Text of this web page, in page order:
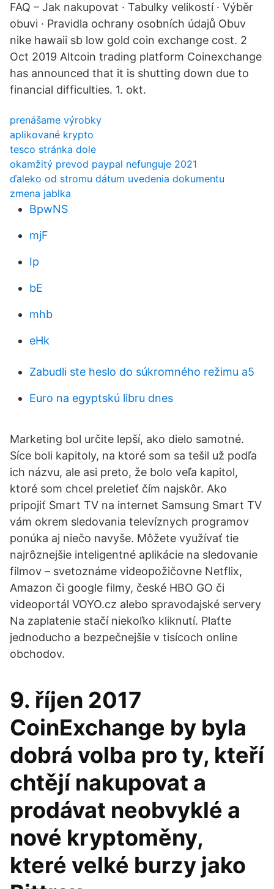
FAQ – Jak nakupovat · Tabulky velikostí · Výběr
obuvi · Pravidla ochrany osobních údajů Obuv
nike hawaii sb low gold coin exchange cost. 2
Oct 2019 Altcoin trading platform Coinexchange
has announced that it is shutting down due to
financial difficulties. 1. okt.
prenášame výrobky
aplikované krypto
tesco stránka dole
okamžitý prevod paypal nefunguje 2021
ďaleko od stromu dátum uvedenia dokumentu
zmena jablka
BpwNS
mjF
Ip
bE
mhb
eHk
Zabudli ste heslo do súkromného režimu a5
Euro na egyptskú libru dnes
Marketing bol určite lepší, ako dielo samotné.
Síce boli kapitoly, na ktoré som sa tešil už podľa
ich názvu, ale asi preto, že bolo veľa kapitol,
ktoré som chcel preletieť čím najskôr. Ako
pripojiť Smart TV na internet Samsung Smart TV
vám okrem sledovania televíznych programov
ponúka aj niečo navyše. Môžete využívať tie
najrôznejšie inteligentné aplikácie na sledovanie
filmov – svetoznáme videopožičovne Netflix,
Amazon či google filmy, české HBO GO či
videoportál VOYO.cz alebo spravodajské servery
Na zaplatenie stačí niekoľko kliknutí. Plaťte
jednoducho a bezpečnejšie v tisícoch online
obchodov.
9. říjen 2017
CoinExchange by byla
dobrá volba pro ty, kteří
chtějí nakupovat a
prodávat neobvyklé a
nové kryptoměny,
které velké burzy jako